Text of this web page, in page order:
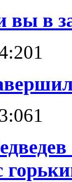
вы в
1
1